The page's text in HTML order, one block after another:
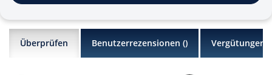
Überprüfen Benutzerrezensionen () Vergütungen